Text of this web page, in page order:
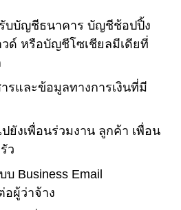
บบัญชีธนาคาร บัญชีช้อปปิ้ง
ด์ หรือบัญชีโซเชียลมีเดียที่
รและข้อมูลทางการเงินที่มี
ยังเพื่อนร่วมงาน ลูกค้า เพื่อน
ว
Business Email
อผู้ว่าจ้าง